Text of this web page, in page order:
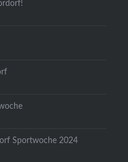
Sportwoche 2024